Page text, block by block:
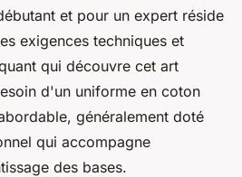
et pour un expert réside
exigences techniques et
qui découvre cet art
d'un uniforme en coton
généralement doté
qui accompagne
des bases.